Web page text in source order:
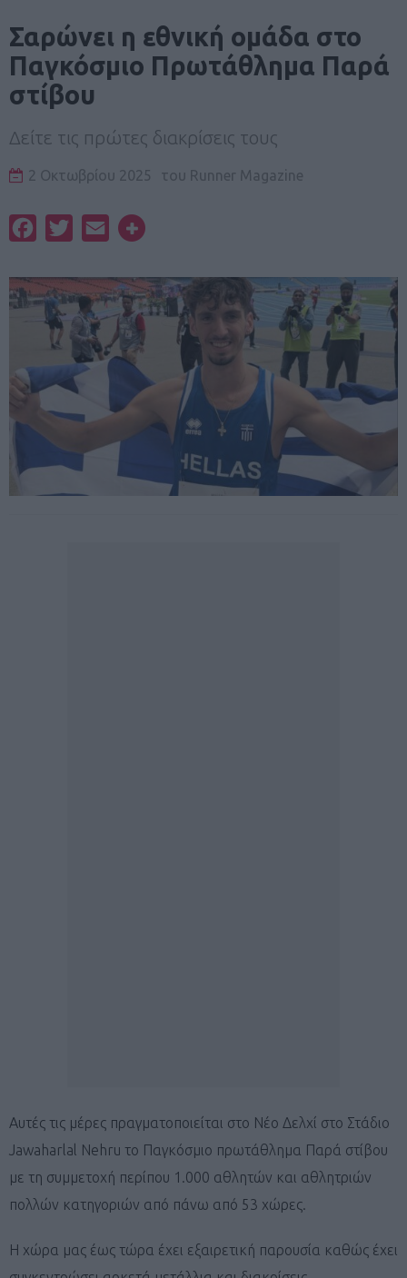
Σαρώνει η εθνική ομάδα στο
Παγκόσμιο Πρωτάθλημα Παρά
στίβου
Δείτε τις πρώτες διακρίσεις τους
2 Οκτωβρίου 2025 του Runner Magazine
FacebookTwitterEmail
Αυτές τις μέρες πραγματοποιείται στο Νέο Δελχί στο Στάδιο
Jawaharlal Nehru το Παγκόσμιο πρωτάθλημα Παρά στίβου
με τη συμμετοχή περίπου 1.000 αθλητών και αθλητριών
πολλών κατηγοριών από πάνω από 53 χώρες.
Η χώρα μας έως τώρα έχει εξαιρετική παρουσία καθώς έχει